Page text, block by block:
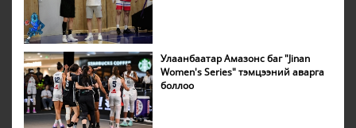
Улаанбаатар Амазонс баг "Jinan
Women's Series" тэмцээний аварга
боллоо